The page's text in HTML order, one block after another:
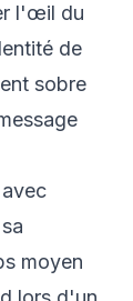
l'œil du
de
sobre
moyen